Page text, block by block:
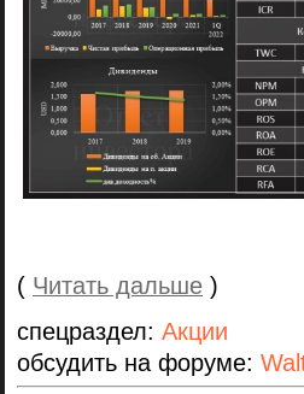
( Читать дальше )
спецраздел: Акции
обсудить на форуме: